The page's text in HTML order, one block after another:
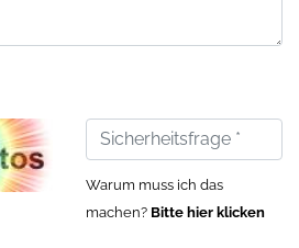
Warum muss ich das
machen? Bitte hier klicken